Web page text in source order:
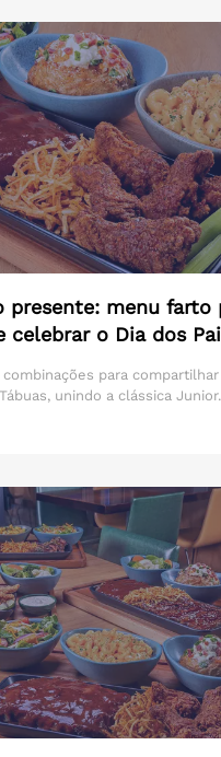
presente: menu farto
celebrar o Dia dos
para
unindo a clássica